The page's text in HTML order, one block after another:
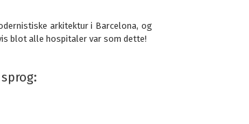
arkitektur i Barcelona, og
blot alle hospitaler var som dette!